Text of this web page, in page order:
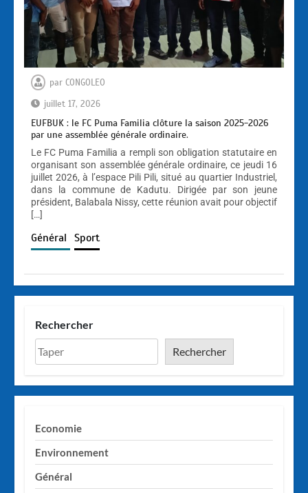
par CONGOLEO
juillet 17, 2026
EUFBUK : le FC Puma Familia clôture la saison 2025-2026
par une assemblée générale ordinaire.
Le FC Puma Familia a rempli son obligation statutaire en
organisant son assemblée générale ordinaire, ce jeudi 16
juillet 2026, à l’espace Pili Pili, situé au quartier Industriel,
dans la commune de Kadutu. Dirigée par son jeune
président, Balabala Nissy, cette réunion avait pour objectif
[…]
Général Sport
Rechercher
Rechercher
Economie
Environnement
Général